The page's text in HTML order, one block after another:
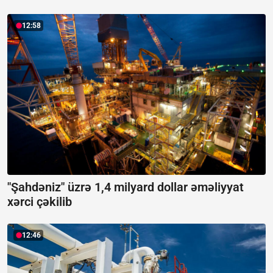
12:58
"Şahdəniz" üzrə 1,4 milyard dollar əməliyyat
xərci çəkilib
12:46